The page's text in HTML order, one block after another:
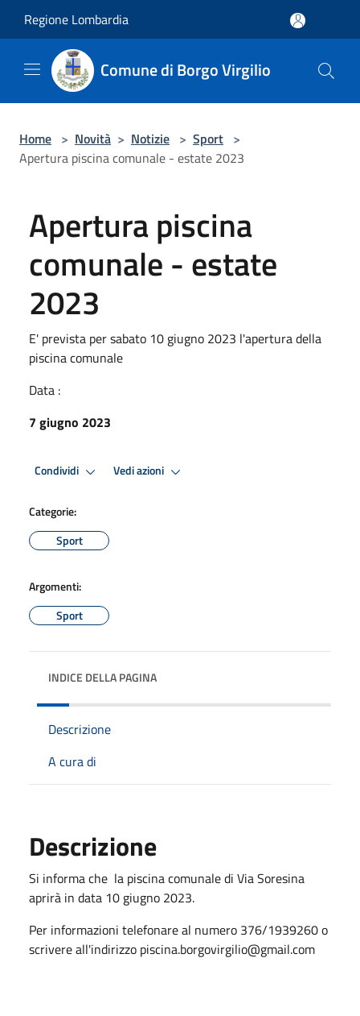
Regione Lombardia
Comune di Borgo Virgilio
Home > Novità > Notizie > Sport >
Apertura piscina comunale - estate 2023
Apertura piscina
comunale - estate
2023
E' prevista per sabato 10 giugno 2023 l'apertura della
piscina comunale
Data :
7 giugno 2023
Condividi Vedi azioni
Categorie:
Sport
Argomenti:
Sport
INDICE DELLA PAGINA
Descrizione
A cura di
Descrizione
Si informa che la piscina comunale di Via Soresina
aprirà in data 10 giugno 2023.
Per informazioni telefonare al numero 376/1939260 o
scrivere all'indirizzo piscina.borgovirgilio@gmail.com